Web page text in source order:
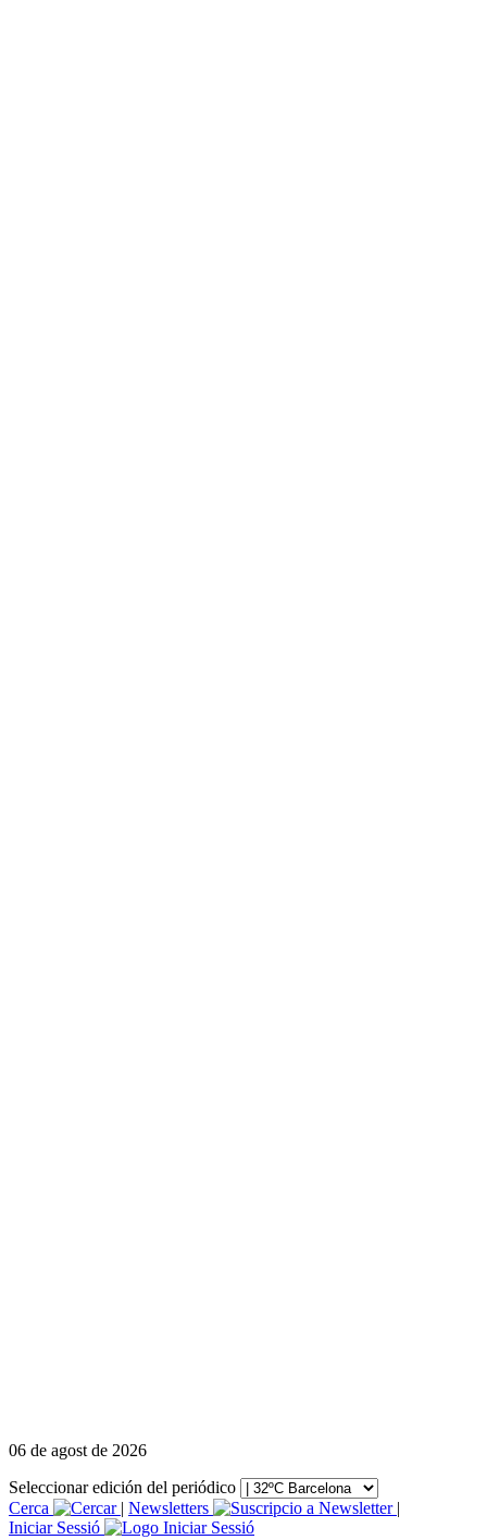
06 de agost de 2026
Seleccionar edición del periódico
Cerca
| Newsletters
|
Iniciar Sessió